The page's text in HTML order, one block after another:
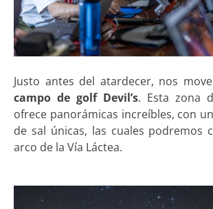
Justo antes del atardecer, nos
campo de golf Devil’s. Esta zona
ofrece panorámicas increíbles, con
de sal únicas, las cuales podremos
arco de la Vía Láctea.